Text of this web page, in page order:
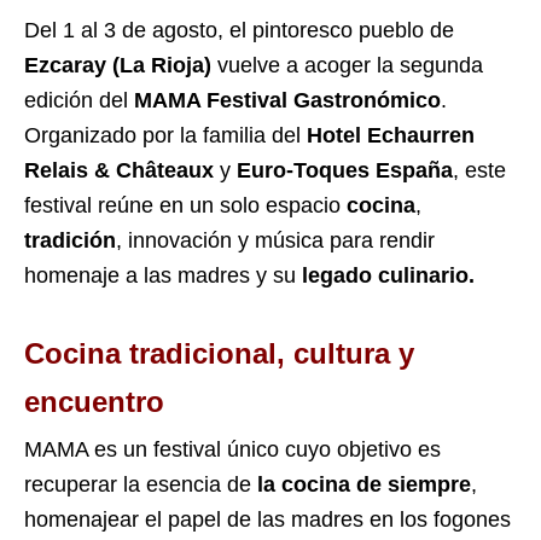
Del 1 al 3 de agosto, el pintoresco pueblo de
Ezcaray (La Rioja) vuelve a acoger la segunda
edición del MAMA Festival Gastronómico.
Organizado por la familia del Hotel Echaurren
Relais & Châteaux y Euro-Toques España, este
festival reúne en un solo espacio cocina,
tradición, innovación y música para rendir
homenaje a las madres y su legado culinario.
Cocina tradicional, cultura y
encuentro
MAMA es un festival único cuyo objetivo es
recuperar la esencia de la cocina de siempre,
homenajear el papel de las madres en los fogones